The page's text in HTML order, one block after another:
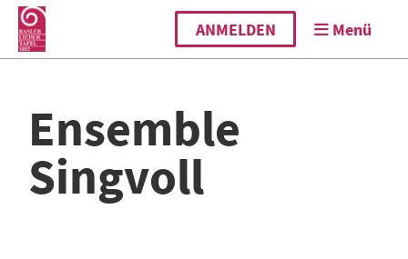
ANMELDEN Menü
Ensemble
Singvoll